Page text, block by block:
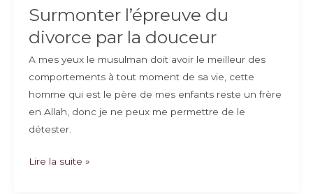
Surmonter l’épreuve du
divorce par la douceur
A mes yeux le musulman doit avoir le meilleur des
comportements à tout moment de sa vie, cette
homme qui est le père de mes enfants reste un frère
en Allah, donc je ne peux me permettre de le
détester.
Surmonter
Lire la suite »